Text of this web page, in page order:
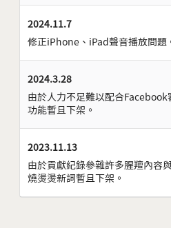
2024.11.7
修正iPhone、iPad聲音播放問題
2024.3.28
由於人力不足難以配合
功能暫且下架。
2023.11.13
由於貢獻紀錄參雜許多腥羶內容
燒燙燙新詞暫且下架。